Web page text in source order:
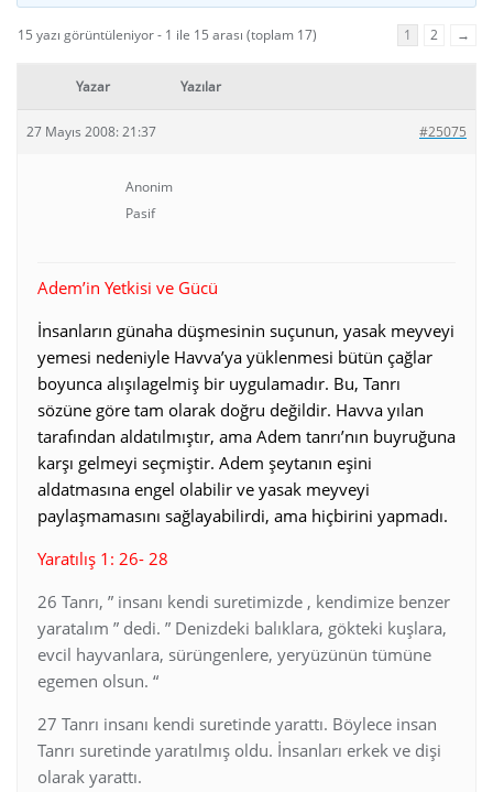
15 yazı görüntüleniyor - 1 ile 15 arası (toplam 17) 1 2 →
Yazar Yazılar
27 Mayıs 2008: 21:37 #25075
Anonim
Pasif
Adem’in Yetkisi ve Gücü
İnsanların günaha düşmesinin suçunun, yasak meyveyi
yemesi nedeniyle Havva’ya yüklenmesi bütün çağlar
boyunca alışılagelmiş bir uygulamadır. Bu, Tanrı
sözüne göre tam olarak doğru değildir. Havva yılan
tarafından aldatılmıştır, ama Adem tanrı’nın buyruğuna
karşı gelmeyi seçmiştir. Adem şeytanın eşini
aldatmasına engel olabilir ve yasak meyveyi
paylaşmamasını sağlayabilirdi, ama hiçbirini yapmadı.
Yaratılış 1: 26- 28
26 Tanrı, ” insanı kendi suretimizde , kendimize benzer
yaratalım ” dedi. ” Denizdeki balıklara, gökteki kuşlara,
evcil hayvanlara, sürüngenlere, yeryüzünün tümüne
egemen olsun. “
27 Tanrı insanı kendi suretinde yarattı. Böylece insan
Tanrı suretinde yaratılmış oldu. İnsanları erkek ve dişi
olarak yarattı.